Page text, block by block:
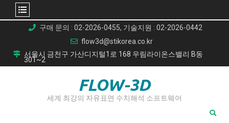
content
구매 문의 : 02-2026-0455, 기술지원 : 02-2026-0442
flow3d@stikorea.co.kr
서울시 금천구 가산디지털1로 168 우림라이온스밸리 B동
301~2
FLOW-3D
세계 최강의 자유표면 수치해석 소프트웨어